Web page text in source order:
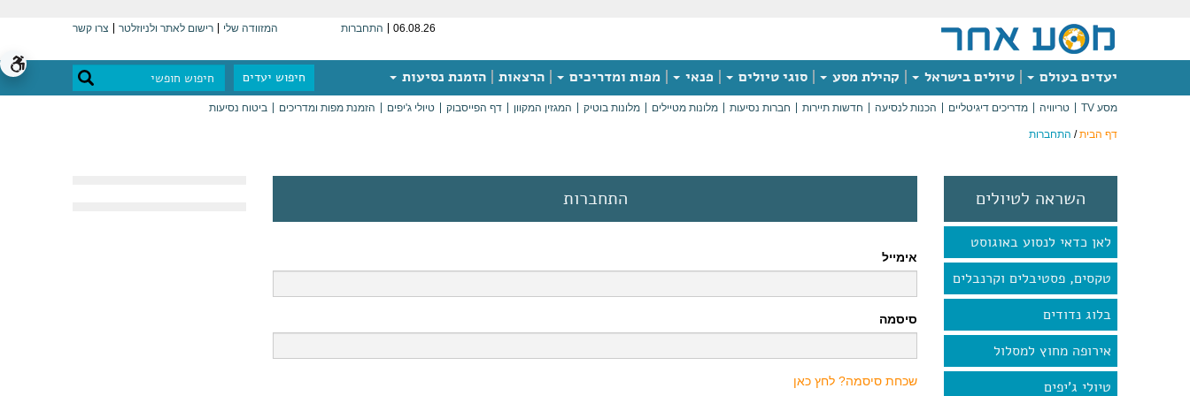
06.08.26 התחברות המזוודה שלי רישום לאתר ולניוזלטר צרו קשר
יעדים בעולם טיולים בישראל קהילת מסע סוגי טיולים פנאי מפות ומדריכים הרצאות הזמנת נסיעות חיפוש יעדים
מסע TV טריוויה מדריכים דיגיטליים הכנות לנסיעה חדשות תיירות חברות נסיעות מלונות מטיילים מלונות בוטיק המגזין המקוון דף הפייסבוק טיולי ג'יפים הזמנת מפות ומדריכים ביטוח נסיעות
דף הבית/ התחברות
השראה לטיולים
לאן כדאי לנסוע באוגוסט
טקסים, פסטיבלים וקרנבלים
בלוג נדודים
אירופה מחוץ למסלול
טיולי ג'יפים
התחברות
אימייל
סיסמה
שכחת סיסמה? לחץ כאן